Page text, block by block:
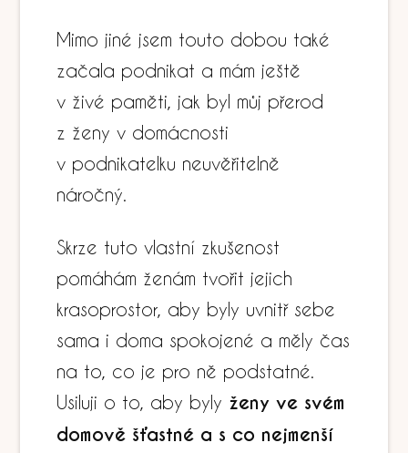
Mimo jiné jsem touto dobou také
začala podnikat a mám ještě
v živé paměti, jak byl můj přerod
z ženy v domácnosti
v podnikatelku neuvěřitelně
náročný.
Skrze tuto vlastní zkušenost
pomáhám ženám tvořit jejich
krasoprostor, aby byly uvnitř sebe
sama i doma spokojené a měly čas
na to, co je pro ně podstatné.
Usiluji o to, aby byly ženy ve svém
domově šťastné a s co nejmenší